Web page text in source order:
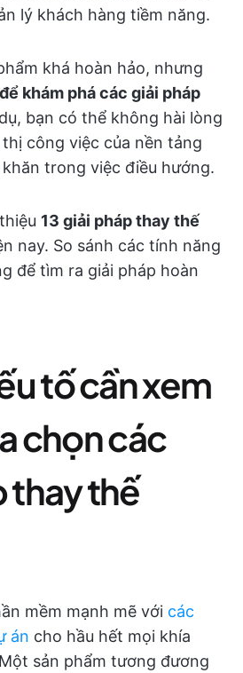
lý khách hàng tiềm năng.
khá hoàn hảo, nhưng
khám phá các giải pháp
bạn có thể không hài lòng
công việc của nền tảng
trong việc điều hướng.
13 giải pháp thay thế
nay. So sánh các tính năng
để tìm ra giải pháp hoàn
tố cần xem
chọn các
thay thế
mềm mạnh mẽ với các
án cho hầu hết mọi khía
sản phẩm tương đương